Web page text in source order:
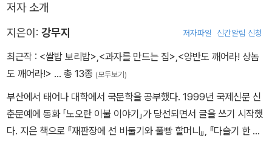
찰칵!
부두. 잔잔한 바다를 바라보는 할머니.
할머니 등에는 더덕더덕 기워 만든 보따리게 무겁게 축 처져 있다. 오
래된 머리 수건으로 귀밑까지 싸게 맨, 낡은 외투에 닳아빠진 고무신
무슨 생각을 하고 있을까.
찰칵!
저자 소개
지은이: 강무지 저자파일 신간알림 신청
최근작 : <쌀밥 보리밥>,<과자를 만드는 집>,<양반도 깨어라! 상놈
도 깨어라!> … 총 13종 (모두보기)
부산에서 태어나 대학에서 국문학을 공부했다. 1999년 국제신문 신
춘문예에 동화 「노오란 이불 이야기」가 당선되면서 글을 쓰기 시작했
다. 지은 책으로 『재판장에 선 비둘기와 풀빵 할머니』, 『다슬기 한 봉